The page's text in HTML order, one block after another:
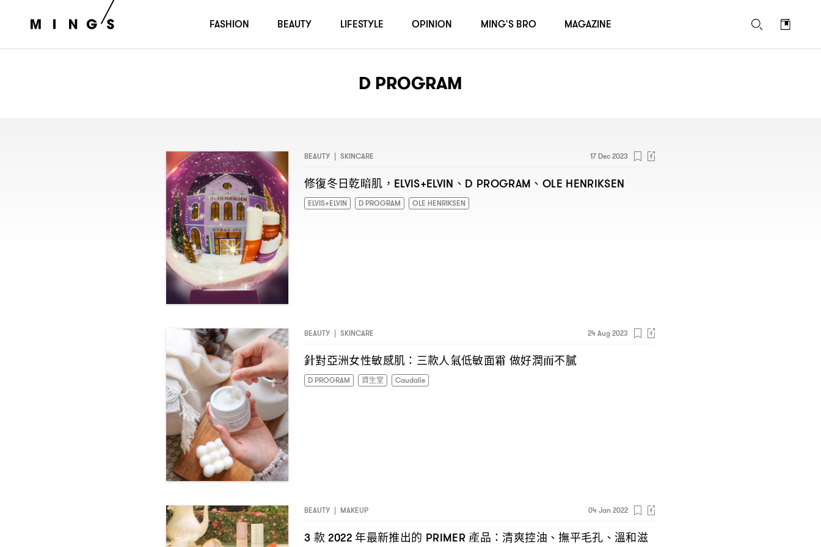
D PROGRAM
BEAUTY | SKINCARE 17 Dec 2023
修復冬日乾暗肌 ，ELVIS+ELVIN 、 D PROGRAM 、 OLE HENRIKSEN
ELVIS+ELVIN D PROGRAM OLE HENRIKSEN
BEAUTY | SKINCARE 24 Aug 2023
針對亞洲女性敏感肌 ： 三款人氣低敏面霜 做好潤而不膩
D PROGRAM 資生堂 Caudalie
BEAUTY | MAKEUP 04 Jan 2022
3 款 2022 年最新推出的 PRIMER 產品 ：清爽控油、撫平毛孔、溫和滋
FASHION BEAUTY LIFESTYLE OPINION MING'S BRO MAGAZINE